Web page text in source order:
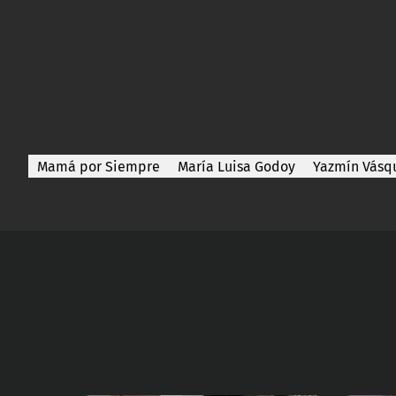
Mamá por Siempre María Luisa Godoy Yazmín